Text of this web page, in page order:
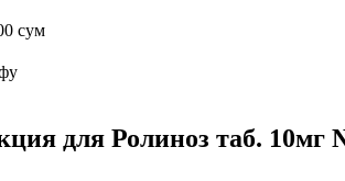
сум
для Ролиноз таб. 10мг